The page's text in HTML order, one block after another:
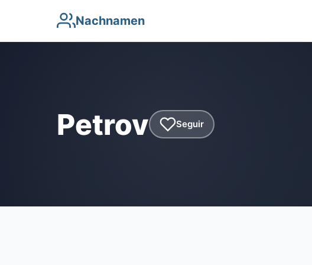
Nachnamen
Petrov Seguir